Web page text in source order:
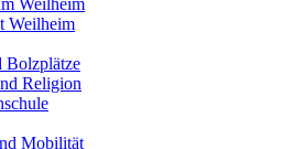
Weilheim
Bolzplätze
Religion
Mobilität